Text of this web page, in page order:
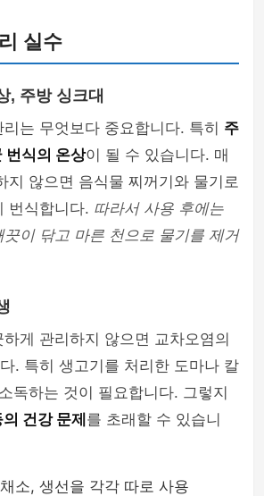
실수
, 주방 싱크대
는 무엇보다 중요합니다. 특히 주
번식의 온상이 될 수 있습니다. 매
지 않으면 음식물 찌꺼기와 물기로
번식합니다. 따라서 사용 후에는
끗이 닦고 마른 천으로 물기를 제거
게 관리하지 않으면 교차오염의
. 특히 생고기를 처리한 도마나 칼
독하는 것이 필요합니다. 그렇지
건강 문제 를 초래할 수 있습니
소, 생선을 각각 따로 사용